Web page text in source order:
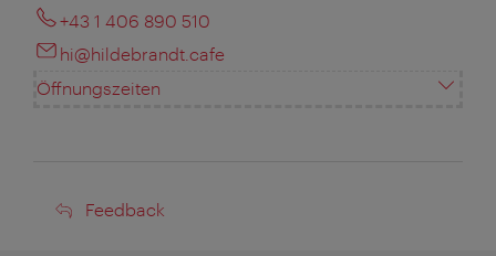
+43 1 406 890 510
hi@hildebrandt.cafe
Öffnungszeiten
Feedback
Feedback